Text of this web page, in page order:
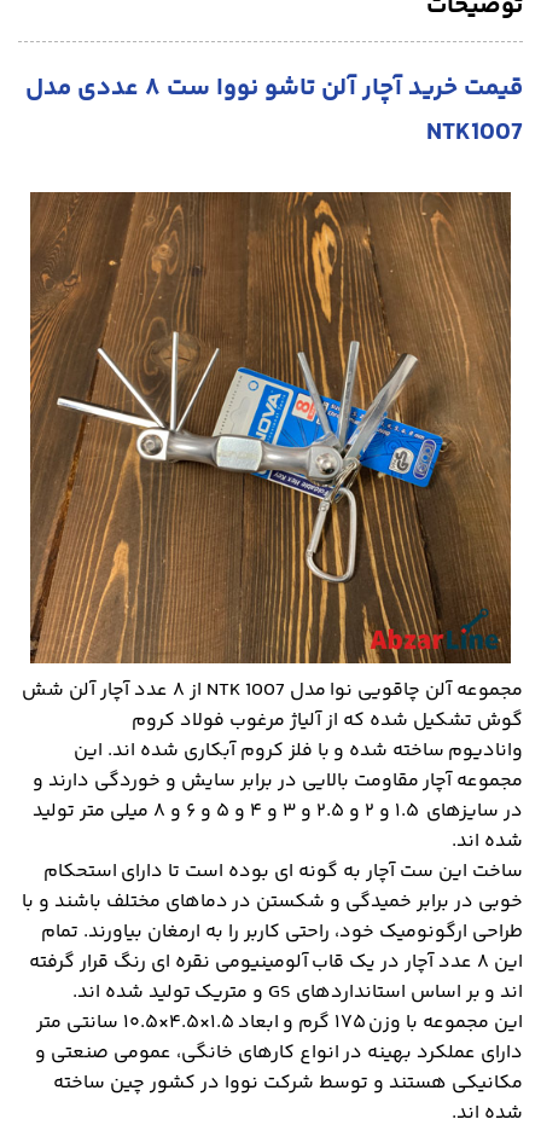
قیمت خرید آچار آلن تاشو نووا ست ۸ عددی مدل
NTK1007
مجموعه آلن چاقویی نوا مدل NTK 1007 از ۸ عدد آچار آلن شش
گوش تشکیل شده که از آلیاژ مرغوب فولاد کروم
وانادیوم ساخته شده و با فلز کروم آبکاری شده اند. این
مجموعه آچار مقاومت بالایی در برابر سایش و خوردگی دارند و
در سایزهای ۱.۵ و ۲ و ۲.۵ و ۳ و ۴ و ۵ و ۶ و ۸ میلی متر تولید
شده اند.
ساخت این ست آچار به گونه ای بوده است تا دارای استحکام
خوبی در برابر خمیدگی و شکستن در دماهای مختلف باشند و با
طراحی ارگونومیک خود، راحتی کاربر را به ارمغان بیاورند. تمام
این ۸ عدد آچار در یک قاب آلومینیومی نقره ای رنگ قرار گرفته
اند و بر اساس استانداردهای GS و متریک تولید شده اند.
این مجموعه با وزن ۱۷۵ گرم و ابعاد ۱.۵×۴.۵×۱۰.۵ سانتی متر
دارای عملکرد بهینه در انواع کارهای خانگی، عمومی صنعتی و
مکانیکی هستند و توسط شرکت نووا در کشور چین ساخته
شده اند.